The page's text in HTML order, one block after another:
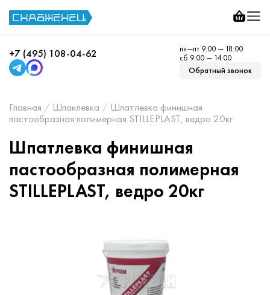
+7 (495) 108-04-62
Обратный звонок
пн—пт 9:00 — 18:00
сб 9:00 — 14:00
Главная Шпаклевка
Шпатлевка финишная
пастообразная полимерная STILLEPLAST, ведро 20кг
Шпатлевка финишная
пастообразная полимерная
STILLEPLAST, ведро 20кг